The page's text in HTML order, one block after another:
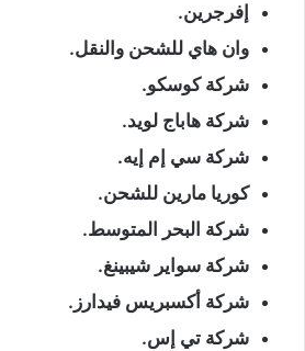
إفرجرين.
وان هاي للشحن والنقل.
شركة كوسكو.
شركة هاباج لويد.
شركة سي إم إيه.
كوريا مارين للشحن.
شركة البحر المتوسط.
شركة سواير شيبينغ.
شركة أكسبريس فيدارز.
شركة تي إس.